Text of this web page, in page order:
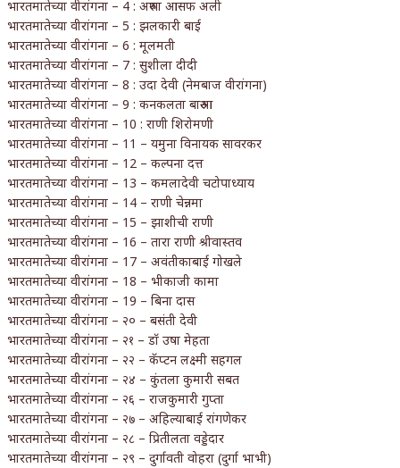
भारतमातेच्या वीरांगना – 4 : अरुणा आसफ अली
भारतमातेच्या वीरांगना – 5 : झलकारी बाई
भारतमातेच्या वीरांगना – 6 : मूलमती
भारतमातेच्या वीरांगना – 7 : सुशीला दीदी
भारतमातेच्या वीरांगना – 8 : उदा देवी (नेमबाज वीरांगना)
भारतमातेच्या वीरांगना – 9 : कनकलता बारुआ
भारतमातेच्या वीरांगना – 10 : राणी शिरोमणी
भारतमातेच्या वीरांगना – 11 – यमुना विनायक सावरकर
भारतमातेच्या वीरांगना – 12 – कल्पना दत्त
भारतमातेच्या वीरांगना – 13 – कमलादेवी चटोपाध्याय
भारतमातेच्या वीरांगना – 14 – राणी चेन्नमा
भारतमातेच्या वीरांगना – 15 – झाशीची राणी
भारतमातेच्या वीरांगना – 16 – तारा राणी श्रीवास्तव
भारतमातेच्या वीरांगना – 17 – अवंतीकाबाई गोखले
भारतमातेच्या वीरांगना – 18 – भीकाजी कामा
भारतमातेच्या वीरांगना – 19 – बिना दास
भारतमातेच्या वीरांगना – २० – बसंती देवी
भारतमातेच्या वीरांगना – २१ – डॉ उषा मेहता
भारतमातेच्या वीरांगना – २२ – कॅप्टन लक्ष्मी सहगल
भारतमातेच्या वीरांगना – २४ – कुंतला कुमारी सबत
भारतमातेच्या वीरांगना – २६ – राजकुमारी गुप्ता
भारतमातेच्या वीरांगना – २७ – अहिल्याबाई रांगणेकर
भारतमातेच्या वीरांगना – २८ – प्रितीलता वड्डेदार
भारतमातेच्या वीरांगना – २९ – दुर्गावती वोहरा (दुर्गा भाभी)